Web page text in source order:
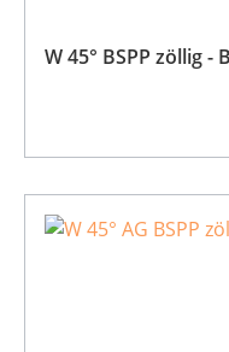
W 45° BSPP zöllig -